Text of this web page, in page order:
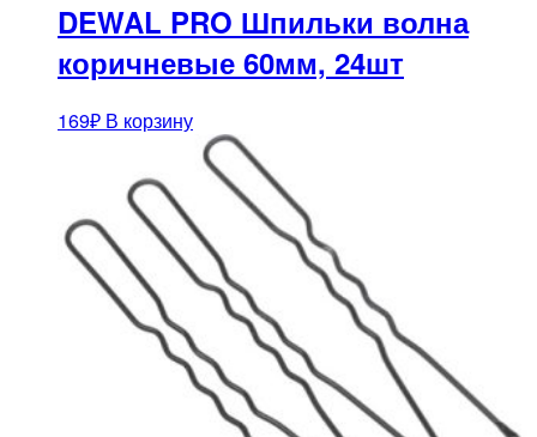
DEWAL PRO Шпильки волна
коричневые 60мм, 24шт
169₽ В корзину